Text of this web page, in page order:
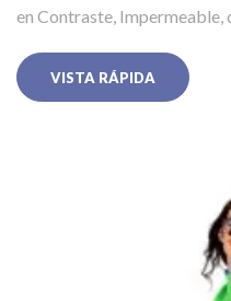
en Contraste,
VISTA RÁPIDA